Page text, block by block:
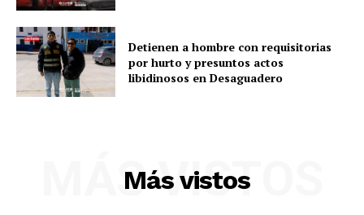
Detienen a hombre con requisitorias
por hurto y presuntos actos
libidinosos en Desaguadero
Más vistos
MÁS VISTOS